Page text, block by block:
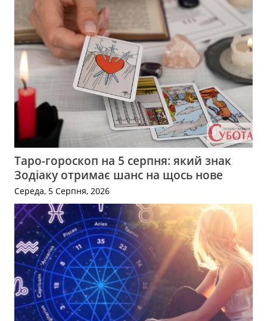
Таро-гороскоп на 5 серпня: який знак
Зодіаку отримає шанс на щось нове
Середа, 5 Серпня, 2026